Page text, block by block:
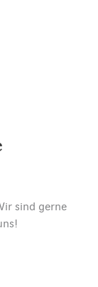
sind gerne